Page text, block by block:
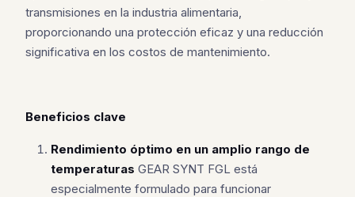
transmisiones en la industria alimentaria,
proporcionando una protección eficaz y una reducción
significativa en los costos de mantenimiento.
Beneficios clave
Rendimiento óptimo en un amplio rango de
temperaturas GEAR SYNT FGL está
especialmente formulado para funcionar